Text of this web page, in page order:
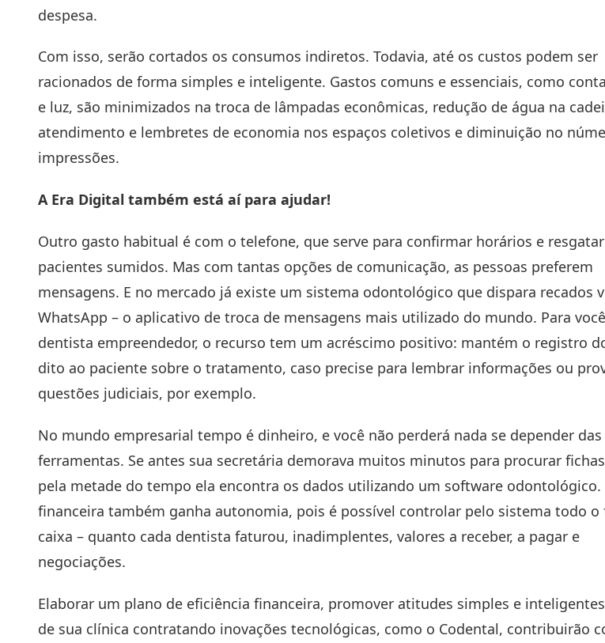
despesa.
Com isso, serão cortados os consumos indiretos. Todavia, até os custos podem ser
racionados de forma simples e inteligente. Gastos comuns e essenciais, como
e luz, são minimizados na troca de lâmpadas econômicas, redução de água na
atendimento e lembretes de economia nos espaços coletivos e diminuição no
impressões.
A Era Digital também está aí para ajudar!
Outro gasto habitual é com o telefone, que serve para confirmar horários e resgatar
pacientes sumidos. Mas com tantas opções de comunicação, as pessoas preferem
mensagens. E no mercado já existe um sistema odontológico que dispara recados
WhatsApp – o aplicativo de troca de mensagens mais utilizado do mundo. Para
dentista empreendedor, o recurso tem um acréscimo positivo: mantém o registro
dito ao paciente sobre o tratamento, caso precise para lembrar informações ou
questões judiciais, por exemplo.
No mundo empresarial tempo é dinheiro, e você não perderá nada se depender das
ferramentas. Se antes sua secretária demorava muitos minutos para procurar
pela metade do tempo ela encontra os dados utilizando um software odontológico
financeira também ganha autonomia, pois é possível controlar pelo sistema todo o
caixa – quanto cada dentista faturou, inadimplentes, valores a receber, a pagar e
negociações.
Elaborar um plano de eficiência financeira, promover atitudes simples e
de sua clínica contratando inovações tecnológicas, como o Codental, contribuirão